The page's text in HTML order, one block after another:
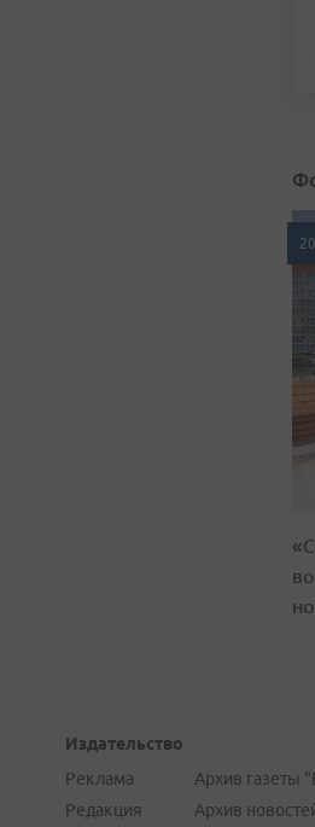
Издательство
Реклама
Редакция
Архив газеты
Архив